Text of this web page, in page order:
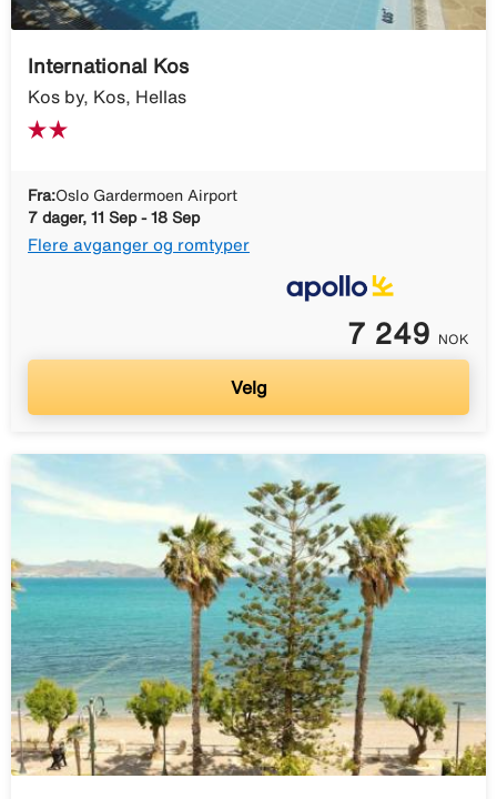
International Kos
Kos by, Kos, Hellas
Fra:Oslo Gardermoen Airport
7 dager, 11 Sep - 18 Sep
Flere avganger og romtyper
7 249 NOK
Velg